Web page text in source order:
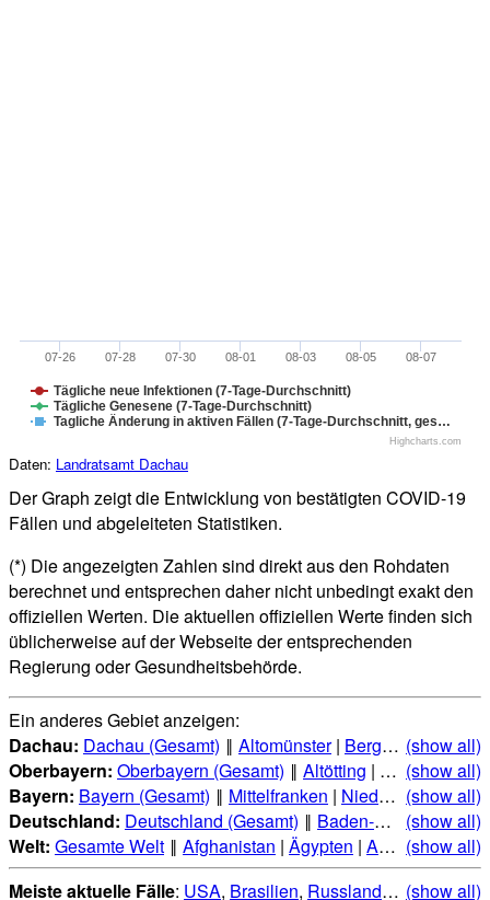
Tägliche neue Infektionen (7-Tage-Durchschnitt)
Tägliche Genesene (7-Tage-Durchschnitt)
Tagliche Änderung in aktiven Fällen (7-Tage-Durchschnitt, ges…
07-26 07-28 07-30 08-01 08-03 08-05 08-07
Highcharts.com
Daten: Landratsamt Dachau
Der Graph zeigt die Entwicklung von bestätigten COVID-19
Fällen und abgeleiteten Statistiken.
(*) Die angezeigten Zahlen sind direkt aus den Rohdaten
berechnet und entsprechen daher nicht unbedingt exakt den
offiziellen Werten. Die aktuellen offiziellen Werte finden sich
üblicherweise auf der Webseite der entsprechenden
Regierung oder Gesundheitsbehörde.
Ein anderes Gebiet anzeigen:
Dachau: Dachau (Gesamt) ‖ Altomünster| Bergkirchen |
(show all)
Oberbayern: Oberbayern (Gesamt) ‖ Altötting | Bad Tölz-
(show all)
Bayern: Bayern (Gesamt) ‖ Mittelfranken | Niederbayern |
(show all)
Deutschland: Deutschland (Gesamt) ‖ Baden-Württemberg |
(show all)
Welt: Gesamte Welt ‖ Afghanistan | Ägypten | Albanien |
(show all)
Meiste aktuelle Fälle: USA, Brasilien, Russland,Indien,
(show all)